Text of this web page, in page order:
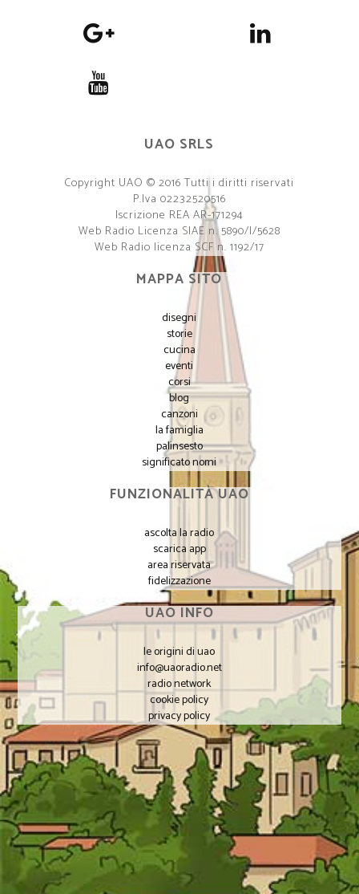
UAO SRLS
Copyright UAO © 2016 Tutti i diritti riservati
P.Iva 02232520516
Iscrizione REA AR-171294
Web Radio Licenza SIAE n. 5890/I/5628
Web Radio licenza SCF n. 1192/17
MAPPA SITO
disegni
storie
cucina
eventi
corsi
blog
canzoni
la famiglia
palinsesto
significato nomi
FUNZIONALITÀ UAO
ascolta la radio
scarica app
area riservata
fidelizzazione
UAO INFO
le origini di uao
info@uaoradio.net
radio network
cookie policy
privacy policy